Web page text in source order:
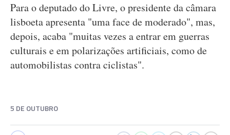
Para o deputado do Livre, o presidente da câmara
lisboeta apresenta "uma face de moderado", mas,
depois, acaba "muitas vezes a entrar em guerras
culturais e em polarizações artificiais, como de
automobilistas contra ciclistas".
5 DE OUTUBRO